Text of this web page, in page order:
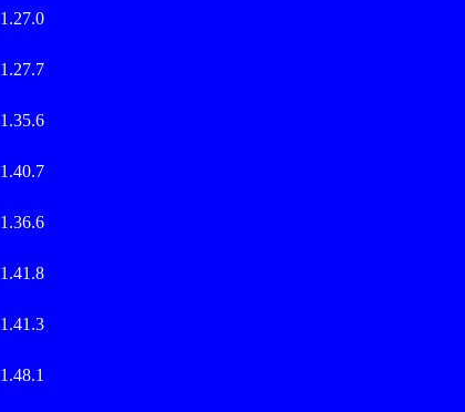
1.27.0
1.27.7
1.35.6
1.40.7
1.36.6
1.41.8
1.41.3
1.48.1